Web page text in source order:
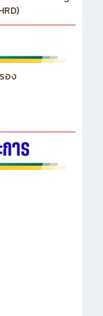
อง